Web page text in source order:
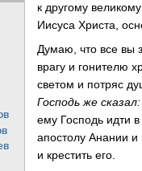
к другому
Иисуса Христа,
Думаю, что все вы
врагу и гонителю
светом и потряс
Господь же
ему Господь идти
апостолу Анании
и крестить его.